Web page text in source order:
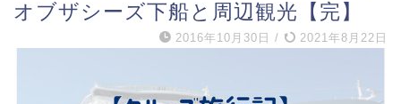
オブザシーズ下船と周辺観光【完】
2016年10月30日 / 2021年8月22日